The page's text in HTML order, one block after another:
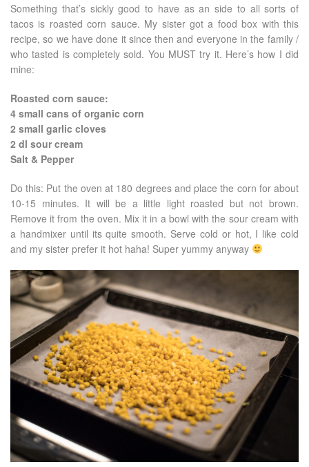
Something that’s sickly good to have as an side to all sorts of
tacos is roasted corn sauce. My sister got a food box with this
recipe, so we have done it since then and everyone in the family /
who tasted is completely sold. You MUST try it. Here’s how I did
mine:
Roasted corn sauce:
4 small cans of organic corn
2 small garlic cloves
2 dl sour cream
Salt & Pepper
Do this: Put the oven at 180 degrees and place the corn for about
10-15 minutes. It will be a little light roasted but not brown.
Remove it from the oven. Mix it in a bowl with the sour cream with
a handmixer until its quite smooth. Serve cold or hot, I like cold
and my sister prefer it hot haha! Super yummy anyway